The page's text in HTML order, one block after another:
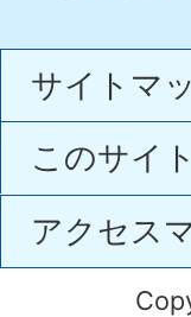
サイトマ
このサイ
アクセス